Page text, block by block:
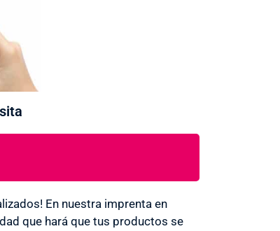
En nuestra imprenta en
que hará que tus productos se